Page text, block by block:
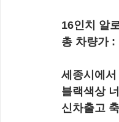
16인치 알
총 차량가 :
세종시에
블랙색상
신차출고